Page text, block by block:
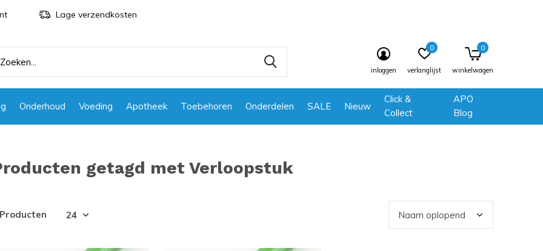
Onderhoud Voeding Apotheek Toebehoren Onderdelen SALE Nieuw
Click &
Collect
APO
Blog
inloggen verlanglijst
0
winkelwagen
0
Lage verzendkosten
getagd met Verloopstuk